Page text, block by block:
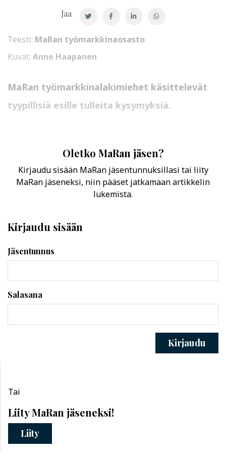
Teksti: MaRan työmarkkinaosasto
Kuvat: Anne Haapanen
MaRan työmarkkinalakimiehet käsittelevät
tyypillisiä esille tulleita kysymyksiä.
Jaa
Oletko MaRan jäsen?
Kirjaudu sisään MaRan jäsentunnuksillasi tai liity
MaRan jäseneksi, niin pääset jatkamaan artikkelin
lukemista.
Kirjaudu sisään
Jäsentunnus
Salasana
Kirjaudu
Tai
Liity MaRan jäseneksi!
Liity